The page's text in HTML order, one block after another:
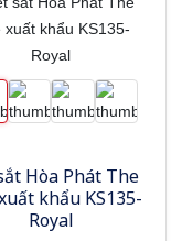
Hòa Phát The
khẩu KS135-
Royal